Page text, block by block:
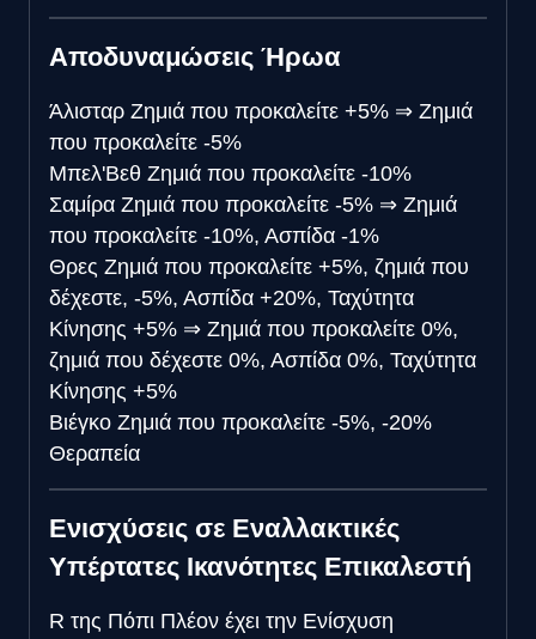
Αποδυναμώσεις Ήρωα
Άλισταρ Ζημιά που προκαλείτε +5% ⇒ Ζημιά
που προκαλείτε -5%
Μπελ'Βεθ Ζημιά που προκαλείτε -10%
Σαμίρα Ζημιά που προκαλείτε -5% ⇒ Ζημιά
που προκαλείτε -10%, Ασπίδα -1%
Θρες Ζημιά που προκαλείτε +5%, ζημιά που
δέχεστε, -5%, Ασπίδα +20%, Ταχύτητα
Κίνησης +5% ⇒ Ζημιά που προκαλείτε 0%,
ζημιά που δέχεστε 0%, Ασπίδα 0%, Ταχύτητα
Κίνησης +5%
Βιέγκο Ζημιά που προκαλείτε -5%, -20%
Θεραπεία
Ενισχύσεις σε Εναλλακτικές
Υπέρτατες Ικανότητες Επικαλεστή
R της Πόπι Πλέον έχει την Ενίσχυση